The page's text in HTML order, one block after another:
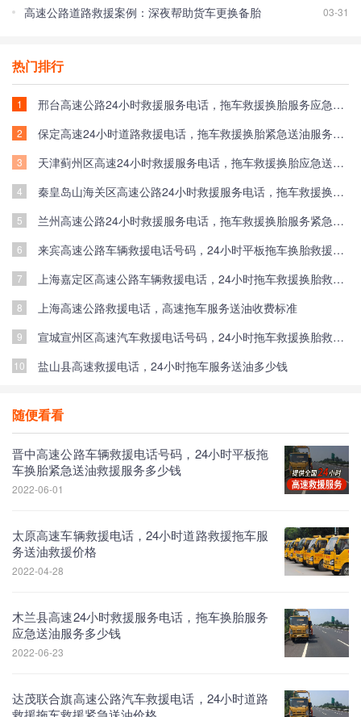
高速公路道路救援案例：深夜帮助货车更换备胎 03-31
热门排行
1 邢台高速公路24小时救援服务电话，拖车救援换胎服务应急送油救援收费标准
2 保定高速24小时道路救援电话，拖车救援换胎紧急送油服务收费标准
3 天津蓟州区高速24小时救援服务电话，拖车救援换胎应急送油救援价格
4 秦皇岛山海关区高速公路24小时救援服务电话，拖车救援换胎服务应急送油救援价格
5 兰州高速公路24小时救援服务电话，拖车救援换胎服务紧急送油服务怎么收费
6 来宾高速公路车辆救援电话号码，24小时平板拖车换胎救援应急送油救援服务价格
7 上海嘉定区高速公路车辆救援电话，24小时拖车救援换胎救援紧急送油救援服务多少钱
8 上海高速公路救援电话，高速拖车服务送油收费标准
9 宣城宣州区高速汽车救援电话号码，24小时拖车救援换胎救援送油服务价格
10 盐山县高速救援电话，24小时拖车服务送油多少钱
随便看看
晋中高速公路车辆救援电话号码，24小时平板拖
车换胎紧急送油救援服务多少钱
2022-06-01
太原高速车辆救援电话，24小时道路救援拖车服
务送油救援价格
2022-04-28
木兰县高速24小时救援服务电话，拖车换胎服务
应急送油服务多少钱
2022-06-23
达茂联合旗高速公路汽车救援电话，24小时道路